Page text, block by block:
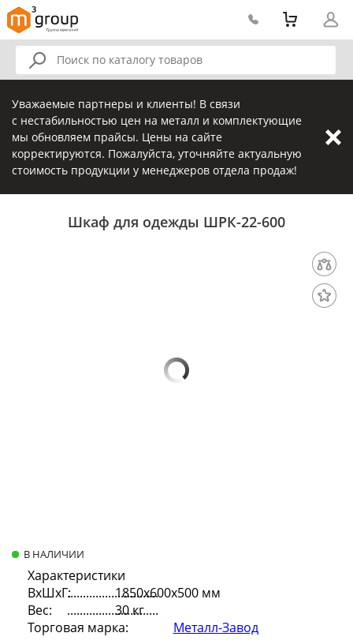
Уважаемые партнеры и клиенты! В связи
с нестабильностью цен на металл и комплектующие
мы обновляем прайсы. Цены на сайте
корректируются. Пожалуйста, уточняйте актуальную
стоимость продукции у менеджеров отдела продаж!
Шкаф для одежды ШРК-22-600
В НАЛИЧИИ
Характеристики
ВхШхГ:
1850х600х500 мм
Вес:
30 кг
Торговая марка:
Металл-Завод